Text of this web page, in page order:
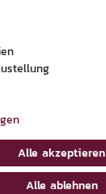
Alle akzeptieren
Alle ablehnen